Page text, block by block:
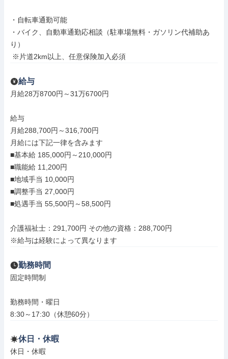
・自転車通勤可能
・バイク、自動車通勤応相談（駐車場無料・ガソリン代補助あ
り）
※片道2km以上、任意保険加入必須
給与
月給28万8700円～31万6700円
給与
月給288,700円～316,700円
月給には下記一律を含みます
■基本給 185,000円～210,000円
■職能給 11,200円
■地域手当 10,000円
■調整手当 27,000円
■処遇手当 55,500円～58,500円
介護福祉士：291,700円 その他の資格：288,700円
※給与は経験によって異なります
勤務時間
固定時間制
勤務時間・曜日
8:30～17:30（休憩60分）
休日・休暇
休日・休暇